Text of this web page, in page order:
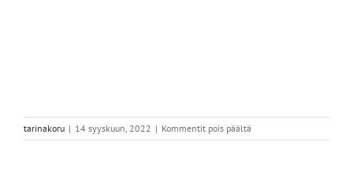
tarinakoru | 14 syyskuun, 2022 | Kommentit pois päältä
1816B791-